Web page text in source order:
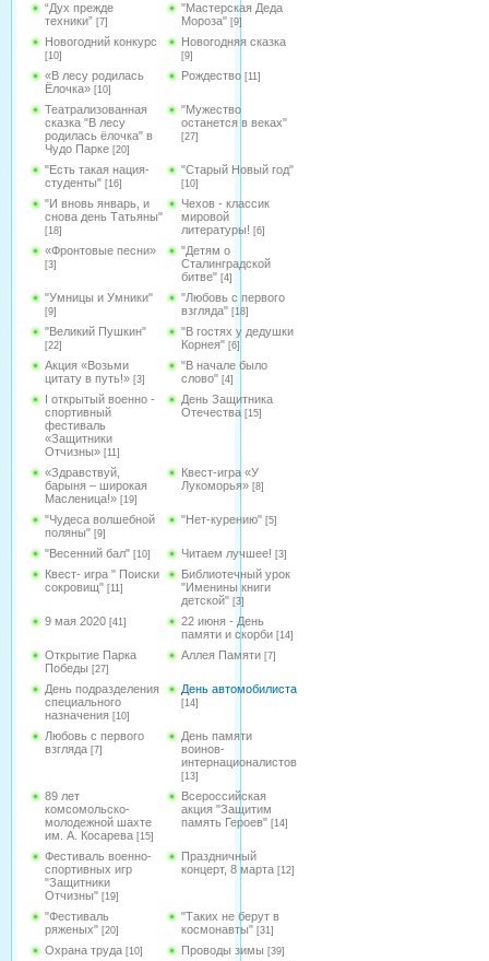
“Дух прежде
техники” [7]
"Мастерская Деда
Мороза" [9]
Новогодний конкурс
[10]
Новогодняя сказка
[9]
«В лесу родилась
Ёлочка» [10]
Рождество [11]
Театрализованная
сказка "В лесу
родилась ёлочка" в
Чудо Парке [20]
"Мужество
останется в веках"
[27]
"Есть такая нация-
студенты" [16]
"Старый Новый год"
[10]
"И вновь январь, и
снова день Татьяны"
[18]
Чехов - классик
мировой
литературы! [6]
«Фронтовые песни»
[3]
"Детям о
Сталинградской
битве" [4]
"Умницы и Умники"
[9]
"Любовь с первого
взгляда" [18]
"Великий Пушкин"
[22]
"В гостях у дедушки
Корнея" [6]
Акция «Возьми
цитату в путь!» [3]
"В начале было
слово" [4]
I открытый военно -
спортивный
фестиваль
«Защитники
Отчизны» [11]
День Защитника
Отечества [15]
«Здравствуй,
барыня – широкая
Масленица!» [19]
Квест-игра «У
Лукоморья» [8]
"Чудеса волшебной
поляны" [9]
"Нет-курению" [5]
"Весенний бал" [10] Читаем лучшее! [3]
Квест- игра " Поиски
сокровищ" [11]
Библиотечный урок
"Именины книги
детской" [3]
9 мая 2020 [41]
22 июня - День
памяти и скорби [14]
Открытие Парка
Победы [27]
Аллея Памяти [7]
День подразделения
специального
назначения [10]
День автомобилиста
[14]
Любовь с первого
взгляда [7]
День памяти
воинов-
интернационалистов
[13]
89 лет
комсомольско-
молодежной шахте
им. А. Косарева [15]
Всероссийская
акция "Защитим
память Героев" [14]
Фестиваль военно-
спортивных игр
"Защитники
Отчизны" [19]
Праздничный
концерт, 8 марта [12]
"Фестиваль
ряженых" [20]
"Таких не берут в
космонавты" [31]
Охрана труда [10] Проводы зимы [39]